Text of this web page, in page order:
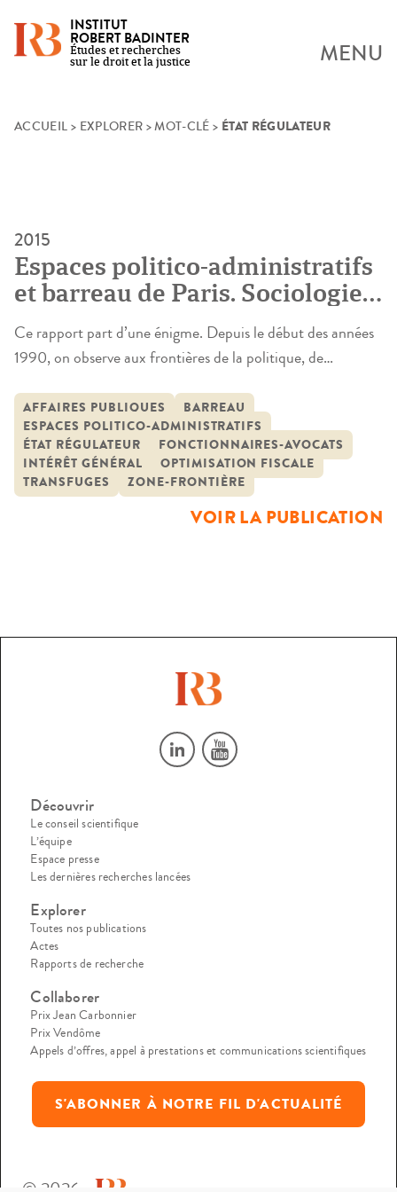
Skip
INSTITUT
ROBERT BADINTER
Études et recherches
sur le droit et la justice
MENU
ACCUEIL > EXPLORER >MOT-CLÉ > ÉTAT RÉGULATEUR
2015
Espaces politico-administratifs
et barreau de Paris. Sociologie
d’un espace-frontière
Ce rapport part d’une énigme. Depuis le début des années
1990, on observe aux frontières de la politique, de
passages et de circulations. Anciens présidents de section
du Conseil d’État, secrétaires généraux de l’Élysée ou de
Matignon, ministres de l’économie ou de la justice, mais
aussi […]
AFFAIRES PUBLIQUES
BARREAU
ESPACES POLITICO-ADMINISTRATIFS
ÉTAT RÉGULATEUR
FONCTIONNAIRES-AVOCATS
INTÉRÊT GÉNÉRAL
OPTIMISATION FISCALE
TRANSFUGES
ZONE-FRONTIÈRE
VOIR LA PUBLICATION
Découvrir
Le conseil scientifique
L’équipe
Espace presse
Les dernières recherches lancées
Explorer
Toutes nos publications
Actes
Rapports de recherche
Collaborer
Prix Jean Carbonnier
Prix Vendôme
Appels d’offres, appel à prestations et communications scientifiques
S'ABONNER À NOTRE FIL D'ACTUALITÉ